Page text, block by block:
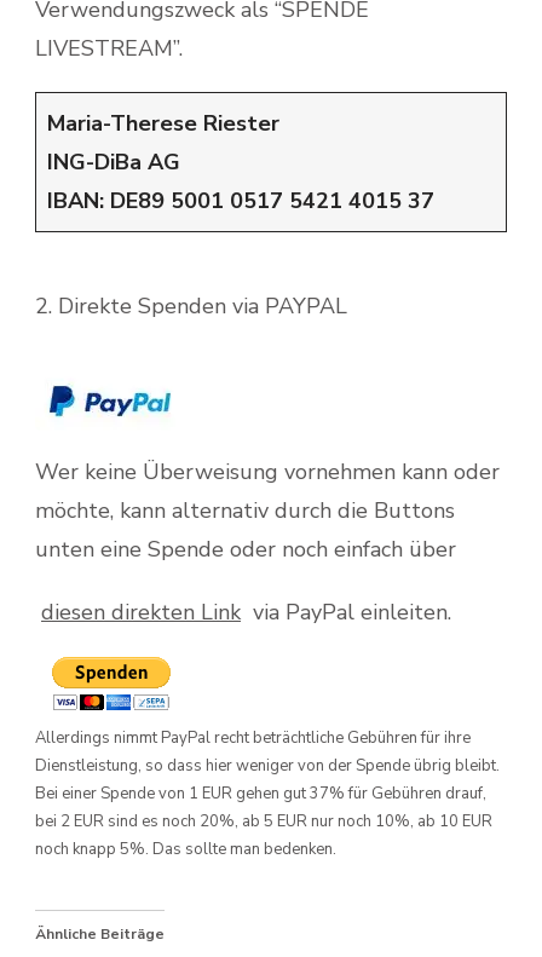
Verwendungszweck als “SPENDE
LIVESTREAM”.
Maria-Therese Riester
ING-DiBa AG
IBAN: DE89 5001 0517 5421 4015 37
2. Direkte Spenden via PAYPAL
Wer keine Überweisung vornehmen kann oder
möchte, kann alternativ durch die Buttons
unten eine Spende oder noch einfach über
diesen direkten Link via PayPal einleiten.
Allerdings nimmt PayPal recht beträchtliche Gebühren für ihre
Dienstleistung, so dass hier weniger von der Spende übrig bleibt.
Bei einer Spende von 1 EUR gehen gut 37% für Gebühren drauf,
bei 2 EUR sind es noch 20%, ab 5 EUR nur noch 10%, ab 10 EUR
noch knapp 5%. Das sollte man bedenken.
Ähnliche Beiträge